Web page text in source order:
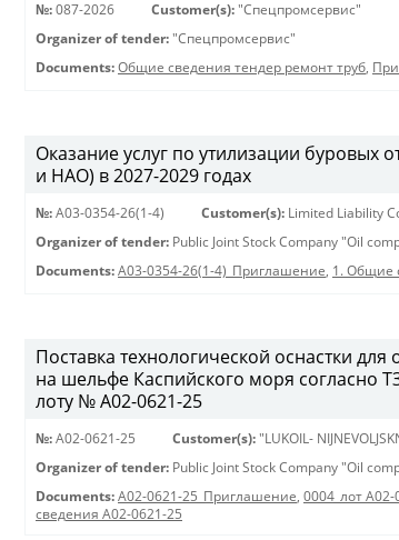
№: 087-2026 Customer(s): "Спецпромсервис"
Organizer of tender: "Спецпромсервис"
Documents: Общие сведения тендер ремонт труб,
Оказание услуг по утилизации
и НАО) в 2027-2029 годах
№: A03-0354-26(1-4) Customer(s): Limited Liability
Organizer of tender: Public Joint Stock Company "Oil
Documents: A03-0354-26(1-4)_Приглашение, 1. Общие
Поставка технологической оснастки
на шельфе Каспийского моря
лоту № A02-0621-25
№: A02-0621-25 Customer(s): "LUKOIL-
Organizer of tender: Public Joint Stock Company "Oil
Documents: A02-0621-25_Приглашение, 0004_лот A02-
сведения A02-0621-25